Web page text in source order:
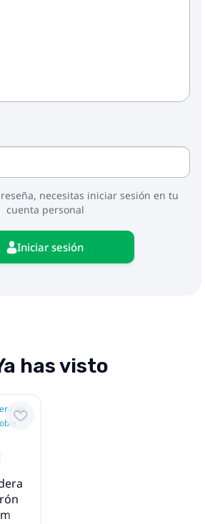
necesitas iniciar sesión en tu
cuenta personal
Iniciar sesión
has visto